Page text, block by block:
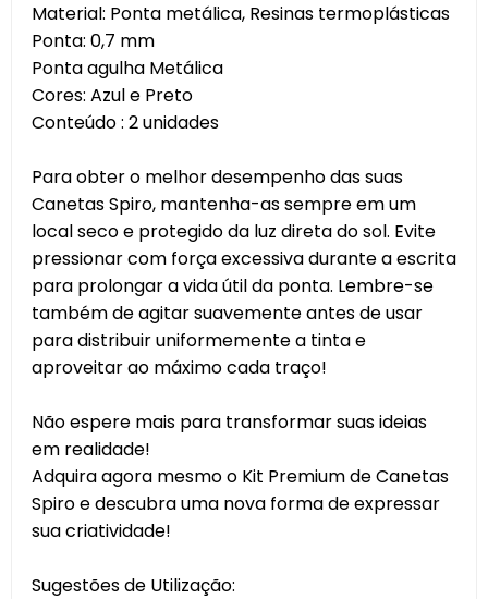
Material: Ponta metálica, Resinas termoplásticas
Ponta: 0,7 mm
Ponta agulha Metálica
Cores: Azul e Preto
Conteúdo : 2 unidades
Para obter o melhor desempenho das suas
Canetas Spiro, mantenha-as sempre em um
local seco e protegido da luz direta do sol. Evite
pressionar com força excessiva durante a escrita
para prolongar a vida útil da ponta. Lembre-se
também de agitar suavemente antes de usar
para distribuir uniformemente a tinta e
aproveitar ao máximo cada traço!
Não espere mais para transformar suas ideias
em realidade!
Adquira agora mesmo o Kit Premium de Canetas
Spiro e descubra uma nova forma de expressar
sua criatividade!
Sugestões de Utilização: